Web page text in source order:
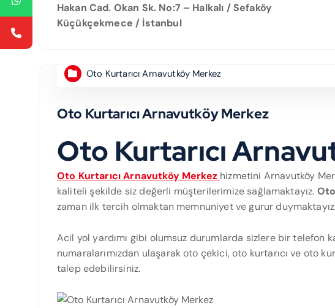
Hakan Cad. Okan Sk. No:7 – Halkalı / Sefaköy
Küçükçekmece / İstanbul
Oto Kurtarıcı Arnavutköy Merkez
Oto Kurtarıcı Arnavutköy Merkez
Oto Kurtarıcı
Oto Kurtarıcı Arnavutköy Merkez hizmetini Arnavutköy
kaliteli şekilde siz değerli müşterilerimize sağlamaktayız.
zaman ilk tercih olmaktan memnuniyet ve gurur
Acil yol yardımı gibi olumsuz durumlarda sizlere bir telefon
numaralarımızdan ulaşarak oto çekici, oto kurtarıcı ve oto
talep edebilirsiniz.